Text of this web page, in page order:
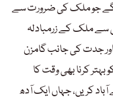
جو ملک کی ضرورت سے
سے ملک کے زرمبادلہ
اور جدت کی جانب گامزن
کرنا بھی وقت کا
کریں، جہاں ایک آدھ